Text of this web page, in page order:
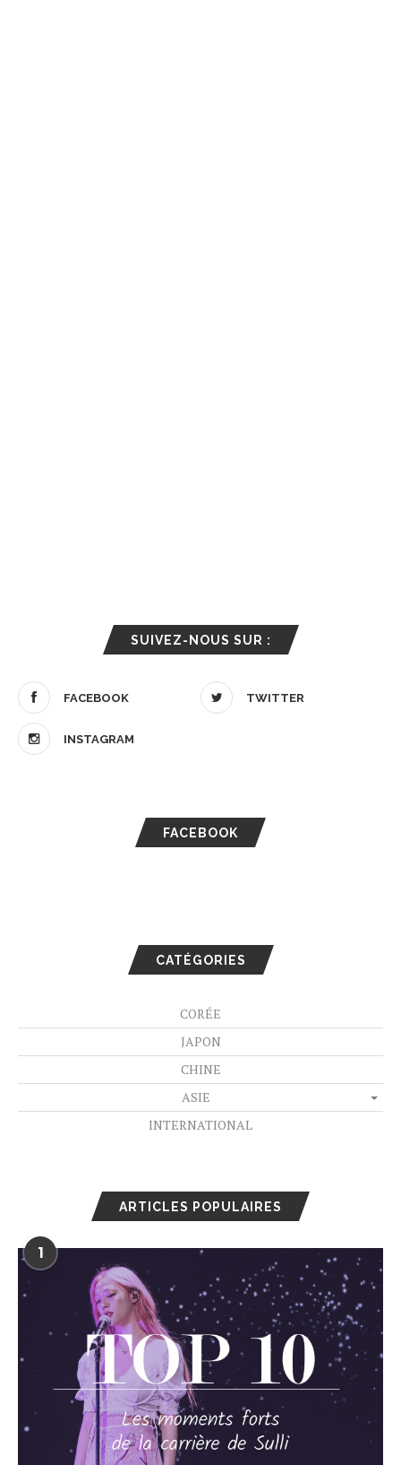
SUIVEZ-NOUS SUR :
FACEBOOK TWITTER
INSTAGRAM
FACEBOOK
CATÉGORIES
CORÉE
JAPON
CHINE
ASIE
INTERNATIONAL
ARTICLES POPULAIRES
1